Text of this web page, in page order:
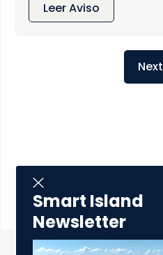
Leer Aviso
Next
Smart Island
Newsletter